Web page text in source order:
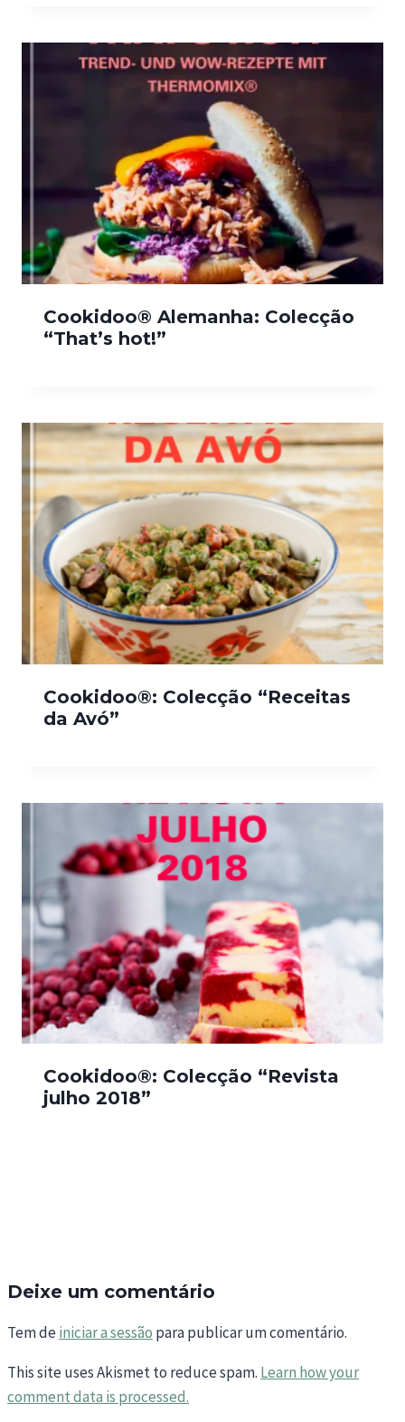
Cookidoo® Alemanha: Colecção
“That’s hot!”
Cookidoo®: Colecção “Receitas
da Avó”
Cookidoo®: Colecção “Revista
julho 2018”
Deixe um comentário
Tem deiniciar a sessão para publicar um comentário.
This site uses Akismet to reduce spam. Learn how your
comment data is processed.